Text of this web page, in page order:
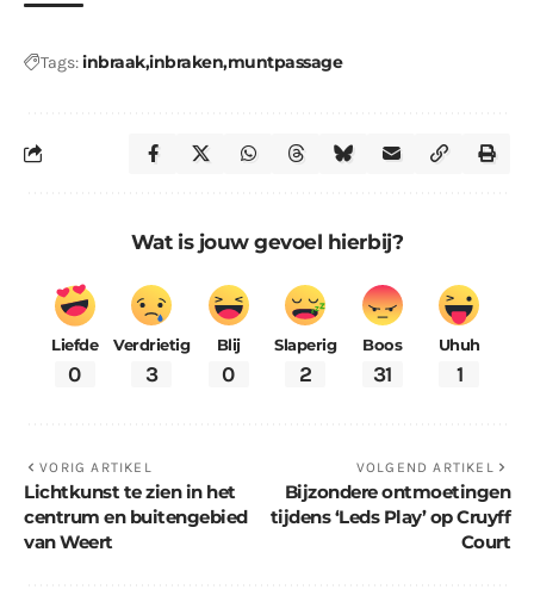
Tags:inbraakinbrakenmuntpassage
Wat is jouw gevoel hierbij?
Liefde
0
Verdrietig
3
Blij
0
Slaperig
2
Boos
31
Uhuh
1
VORIG ARTIKEL
Lichtkunst te zien in het
centrum en buitengebied
van Weert
VOLGEND ARTIKEL
Bijzondere ontmoetingen
tijdens ‘Leds Play’ op Cruyff
Court